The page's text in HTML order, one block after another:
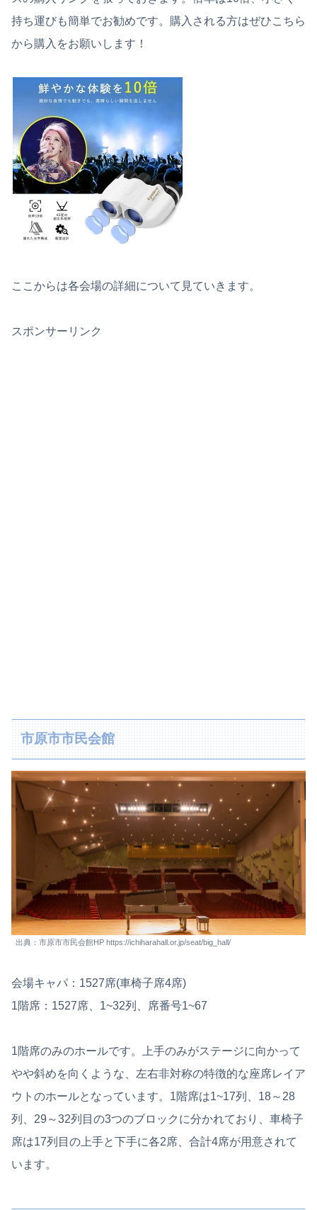
持ち運びも簡単でお勧めです。購入される方はぜひこちら
から購入をお願いします！
ここからは各会場の詳細について見ていきます。
スポンサーリンク
市原市市民会館
出典：市原市市民会館HP https://ichiharahall.or.jp/seat/big_hall/
会場キャパ：1527席(車椅子席4席)
1階席：1527席、1~32列、席番号1~67
1階席のみのホールです。上手のみがステージに向かって
やや斜めを向くような、左右非対称の特徴的な座席レイア
ウトのホールとなっています。1階席は1~17列、18～28
列、29～32列目の3つのブロックに分かれており、車椅子
席は17列目の上手と下手に各2席、合計4席が用意されて
います。